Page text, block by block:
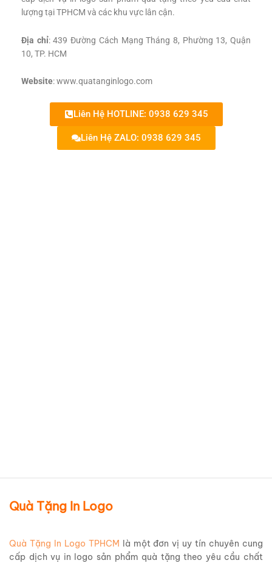
lượng tại TPHCM và các khu vực lân cận.
Địa chỉ: 439 Đường Cách Mạng Tháng 8, Phường 13, Quận
10, TP. HCM
Website: www.quatanginlogo.com
Liên Hệ HOTLINE: 0938 629 345
Liên Hệ ZALO: 0938 629 345
Quà Tặng In Logo
Quà Tặng In Logo TPHCM là một đơn vị uy tín chuyên cung
cấp dịch vụ in logo sản phẩm quà tặng theo yêu cầu chất